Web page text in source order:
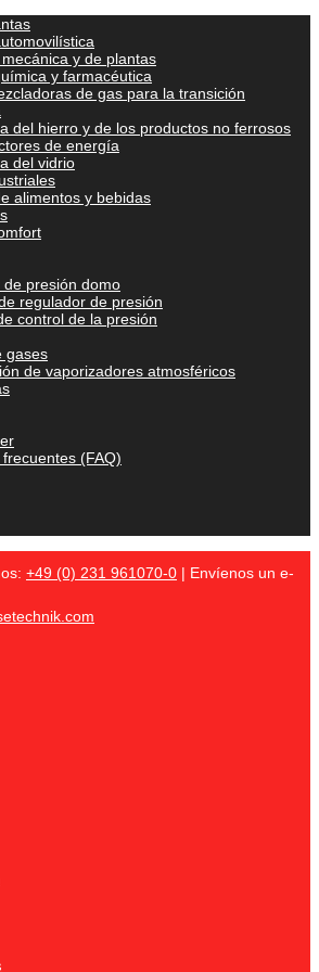
y de plantas
y farmacéutica
de gas para la transición
del hierro y de los productos no ferrosos
de energía
del vidrio
alimentos y bebidas
de presión domo
regulador de presión
control de la presión
gases
de vaporizadores atmosféricos
(FAQ)
+49 (0) 231 961070-0 | Envíenos un e-